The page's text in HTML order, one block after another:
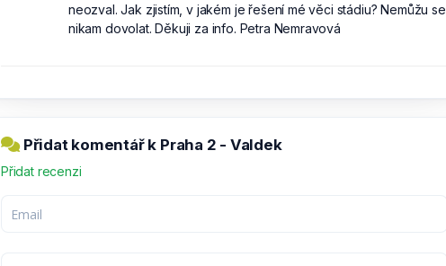
neozval. Jak zjistím, v jakém je řešení mé věci stádiu? Nemůžu se
nikam dovolat. Děkuji za info. Petra Nemravová
Přidat komentář k Praha 2 - Valdek
Přidat recenzi